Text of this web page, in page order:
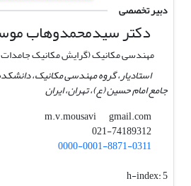
دبیر تخصصی
دکتر سیدمحمدوهاب
مهندسی مکانیک (گرایش مکانیک
استادیار، گروه مهندسی مکانیک،
جامع امام حسین (ع)، تهران، ایران
m.v.mousavi
gmail.com
021-74189312
0000-0001-8871-0311
h-index:5